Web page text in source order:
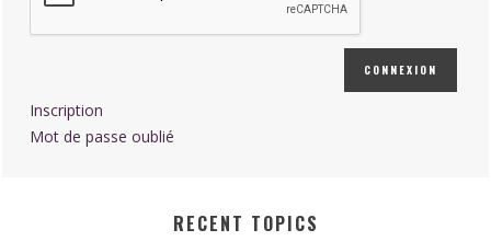
CONNEXION
Inscription
Mot de passe oublié
RECENT TOPICS